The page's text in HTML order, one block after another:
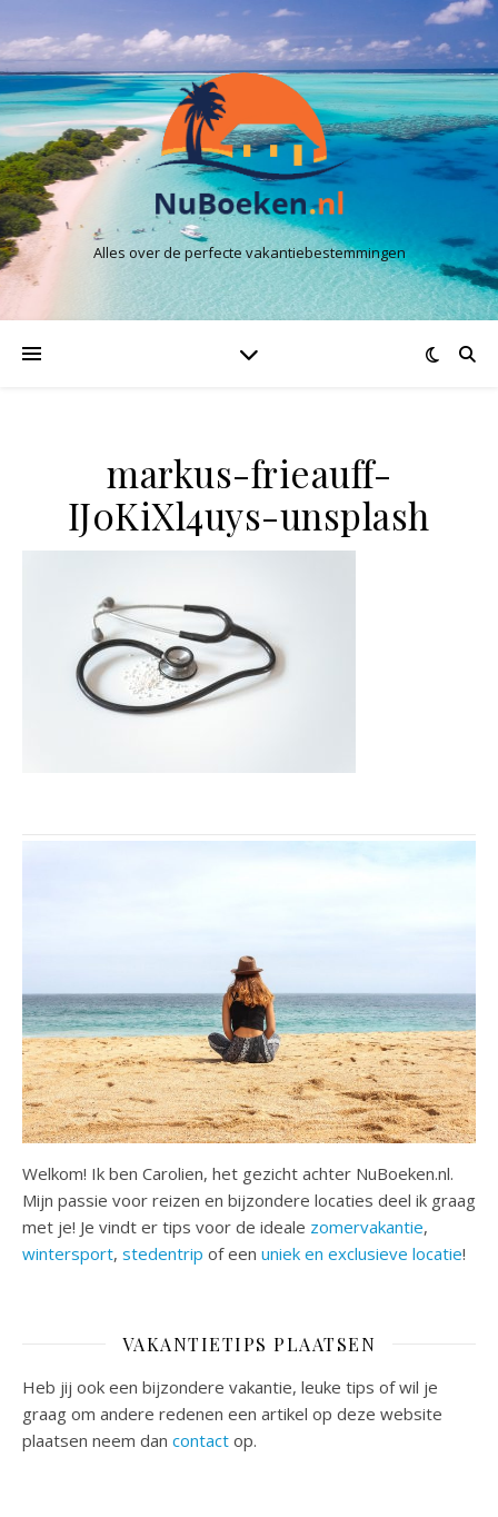
Alles over de perfecte vakantiebestemmingen
markus-frieauff-
IJ0KiXl4uys-unsplash
Welkom! Ik ben Carolien, het gezicht achter NuBoeken.nl.
Mijn passie voor reizen en bijzondere locaties deel ik graag
met je! Je vindt er tips voor de ideale zomervakantie,
wintersport, stedentrip of een uniek en exclusieve locatie!
VAKANTIETIPS PLAATSEN
Heb jij ook een bijzondere vakantie, leuke tips of wil je
graag om andere redenen een artikel op deze website
plaatsen neem dan contact op.